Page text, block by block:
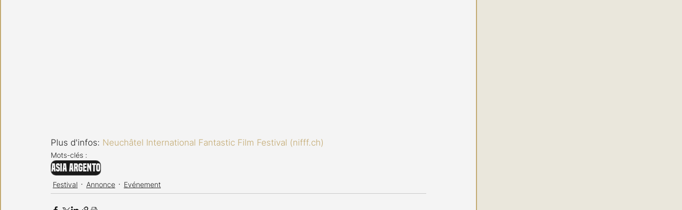
Plus d'infos: Neuchâtel International Fantastic Film Festival (nifff.ch)
Mots-clés :
Asia Argento
Festival Annonce Evénement